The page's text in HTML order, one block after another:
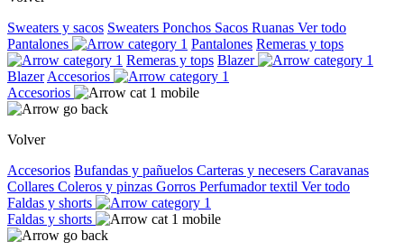
Sweaters y sacos Sweaters Ponchos Sacos Ruanas Ver todo
Pantalones
Pantalones Remeras y tops
Remeras y tops Blazer
Blazer Accesorios
Accesorios
Volver
Accesorios Bufandas y pañuelos Carteras y necesers Caravanas
Collares Coleros y pinzas Gorros Perfumador textil Ver todo
Faldas y shorts
Faldas y shorts